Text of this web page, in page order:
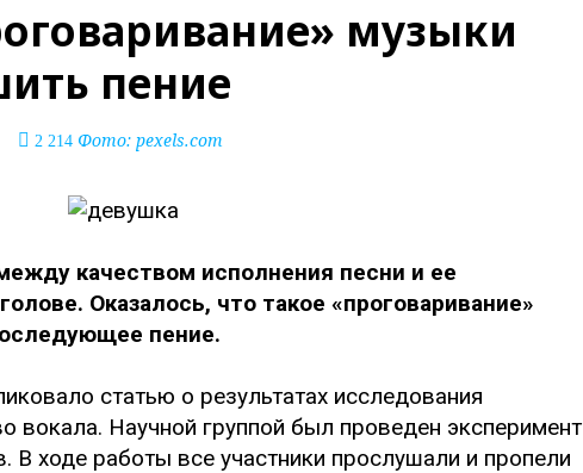
музыки
пение
2 214 Фото: pexels.com
качеством исполнения песни и ее
Оказалось, что такое «проговаривание»
пение.
статью о результатах исследования
вокала. Научной группой был проведен эксперимент
В ходе работы все участники прослушали и пропели